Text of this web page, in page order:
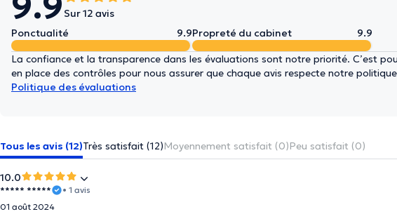
Sur 12 avis
Ponctualité
9.9Propreté du cabinet 9.9
La confiance et la transparence dans les évaluations sont notre priorité. C’est
en place des contrôles pour nous assurer que chaque avis respecte notre
Politique des évaluations
Tous les avis (12)Très satisfait (12)Moyennement satisfait (0)Peu satisfait (0)
10.0
***** *****
• 1 avis
01 août 2024